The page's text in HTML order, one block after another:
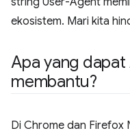
ekosistem. Mari kita
Apa yang
membantu?
Di Chrome dan Firefox